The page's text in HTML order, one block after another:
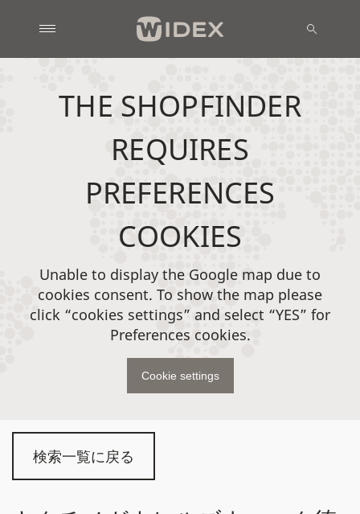
検索一覧に戻る
THE SHOPFINDER
REQUIRES
PREFERENCES
COOKIES
Unable to display the Google map due to
cookies consent. To show the map please
click “cookies settings” and select “YES” for
Preferences cookies.
Cookie settings